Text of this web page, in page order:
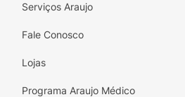
Serviços Araujo
Fale Conosco
Lojas
Programa Araujo Médico